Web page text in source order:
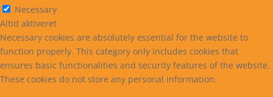
Necessary
Altid aktiveret
Necessary cookies are absolutely essential for the website to
function properly. This category only includes cookies that
ensures basic functionalities and security features of the website.
These cookies do not store any personal information.